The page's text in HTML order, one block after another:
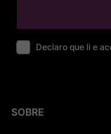
Declaro que li e
SOBRE